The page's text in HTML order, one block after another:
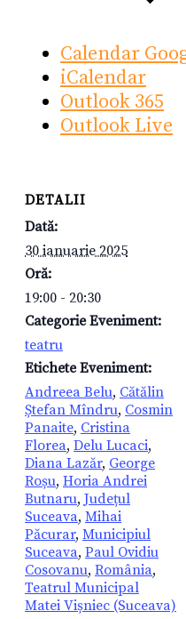
Calendar
iCalendar
Outlook 365
Outlook Live
DETALII
Dată:
30 ianuarie 2025
Oră:
19:00 - 20:30
Categorie Eveniment:
teatru
Etichete Eveniment:
Andreea Belu, Cătălin
Ștefan Mîndru, Cosmin
Panaite, Cristina
Florea, Delu Lucaci,
Diana Lazăr, George
Roșu, Horia Andrei
Butnaru, Județul
Suceava, Mihai
Păcurar, Municipiul
Suceava, Paul Ovidiu
Cosovanu, România,
Teatrul Municipal
Matei Vișniec (Suceava)